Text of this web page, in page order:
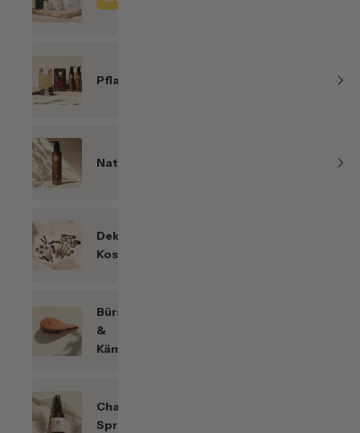
Pflanzenhaarfarben
Naturkosmetik
Dekorative
Kosmetik
Bürsten
&
Kämme
Chakren-
Sprays